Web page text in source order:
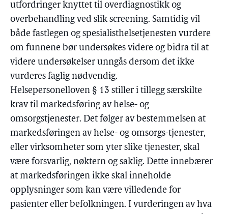
utfordringer knyttet til overdiagnostikk og
overbehandling ved slik screening. Samtidig vil
både fastlegen og spesialisthelsetjenesten vurdere
om funnene bør undersøkes videre og bidra til at
videre undersøkelser unngås dersom det ikke
vurderes faglig nødvendig.
Helsepersonelloven § 13 stiller i tillegg særskilte
krav til markedsføring av helse- og
omsorgstjenester. Det følger av bestemmelsen at
markedsføringen av helse- og omsorgs-tjenester,
eller virksomheter som yter slike tjenester, skal
være forsvarlig, nøktern og saklig. Dette innebærer
at markedsføringen ikke skal inneholde
opplysninger som kan være villedende for
pasienter eller befolkningen. I vurderingen av hva